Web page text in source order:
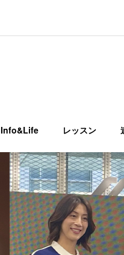
Info&Life レッスン